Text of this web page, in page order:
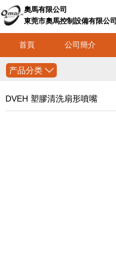
奧馬有限公司
東莞市奧馬控制設備有限公司
首頁 公司簡介
产品分类
DVEH 塑膠清洗扇形噴嘴